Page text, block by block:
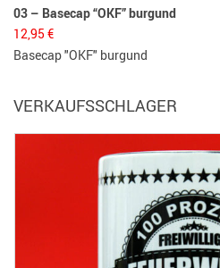
03 – Basecap “OKF” burgund
12,95 €
Basecap "OKF" burgund
VERKAUFSSCHLAGER